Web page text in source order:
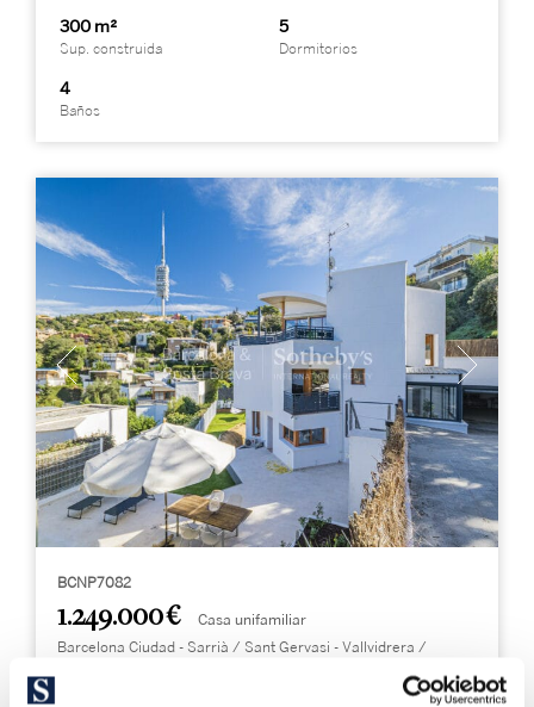
300 m²
Sup. construida
5
Dormitorios
4
Baños
BCNP7082
1.249.000 € Casa unifamiliar
Barcelona Ciudad - Sarrià / Sant Gervasi - Vallvidrera /